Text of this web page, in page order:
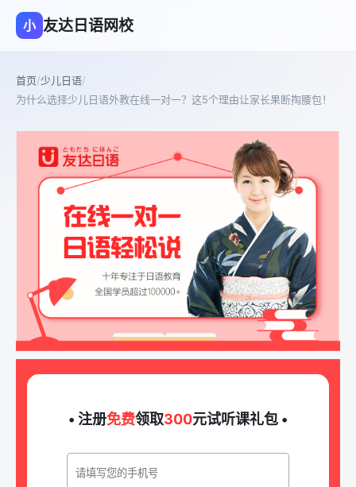
小 友达日语网校
首页/少儿日语/
为什么选择少儿日语外教在线一对一？这5个理由让家长果断掏腰包！
• 注册免费领取300元试听课礼包 •